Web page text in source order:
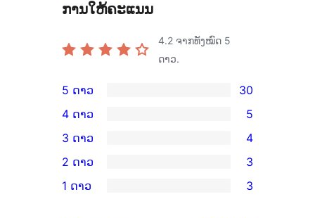
ການໃຫ້ຄະແນນ
4.2 ຈາກທັງໝົດ 5
ດາວ.
ການ
ວິຈານ
5
ດາວ
ຈຳນວນ
5 ດາວ 30
ວິຈານ
4
ດາວ
4 ດາວ 5
ການ
ວິຈານ
3
3 ດາວ 4
ວິຈານ
2 ດາວ 3
1 ດາວ 3